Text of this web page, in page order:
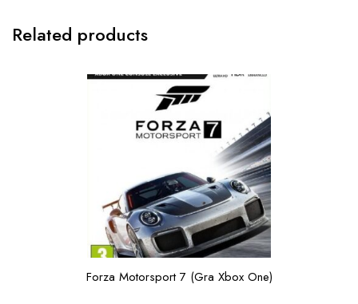
Related products
Forza Motorsport 7 (Gra Xbox One)